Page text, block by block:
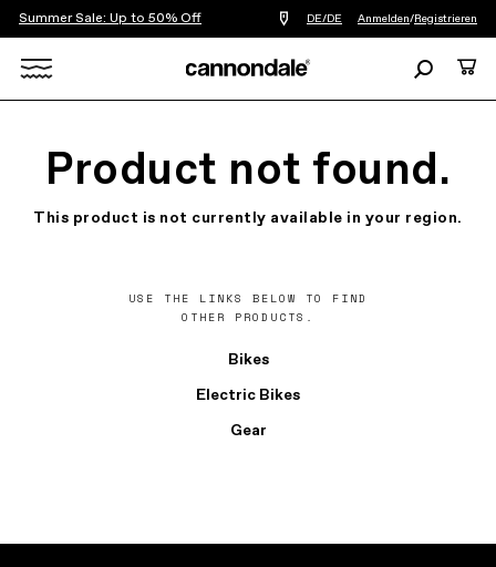
Summer Sale: Up to 50% Off
Einen
Händler
meiner
finden
DE/DE Anmelden/Registrieren
Suchen
Product not found.
This product is not currently available in your region.
USE THE LINKS BELOW TO FIND
OTHER PRODUCTS.
Bikes
Electric Bikes
Gear